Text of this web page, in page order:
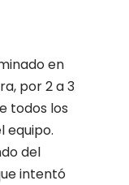
en
por 2 a 3
todos los
equipo.
del
intentó